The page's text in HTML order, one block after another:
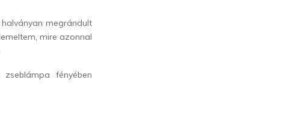
megrándult
mire azonnal
fényében